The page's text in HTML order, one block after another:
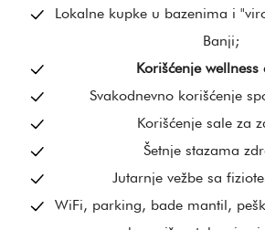
Lokalne kupke u bazenima i
Banji;
Korišćenje wellness
Svakodnevno korišćenje
Korišćenje sale za
Šetnje stazama
Jutarnje vežbe sa
WiFi, parking, bade mantil,